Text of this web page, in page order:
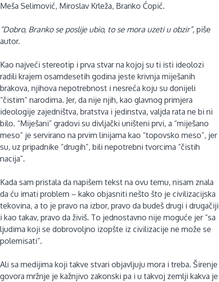
Meša Selimović, Miroslav Krleža, Branko Ćopić.
“Dobro, Branko se poslije ubio, to se mora uzeti u obzir”, piše
autor.
Kao najveći stereotip i prva stvar na kojoj su ti isti ideolozi
radili krajem osamdesetih godina jeste krivnja miješanih
brakova, njihova nepotrebnost i nesreća koju su donijeli
“čistim” narodima. Jer, da nije njih, kao glavnog primjera
ideologije zajedništva, bratstva i jedinstva, valjda rata ne bi ni
bilo. “Miješani” gradovi su divljački uništeni prvi, a “miješano
meso” je servirano na prvim linijama kao “topovsko meso”, jer
su, uz pripadnike “drugih”, bili nepotrebni tvorcima “čistih
nacija”.
Kada sam pristala da napišem tekst na ovu temu, nisam znala
da ću imati problem – kako objasniti nešto što je civilizacijska
tekovina, a to je pravo na izbor, pravo da budeš drugi i drugačiji
i kao takav, pravo da živiš. To jednostavno nije moguće jer “sa
ljudima koji se dobrovoljno izopšte iz civilizacije ne može se
polemisati”.
Ali sa medijima koji takve stvari objavljuju mora i treba. Širenje
govora mržnje je kažnjivo zakonski pa i u takvoj zemlji kakva je